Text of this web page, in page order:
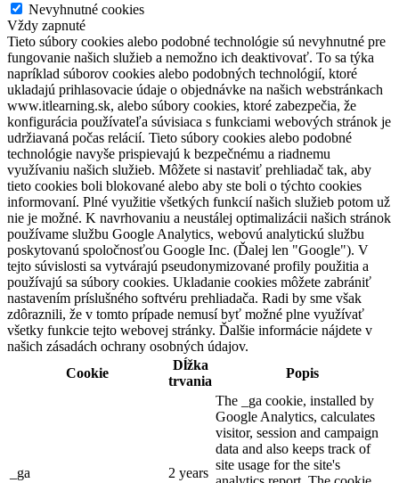
Nevyhnutné cookies
Vždy zapnuté
Tieto súbory cookies alebo podobné technológie sú nevyhnutné pre
fungovanie našich služieb a nemožno ich deaktivovať. To sa týka
napríklad súborov cookies alebo podobných technológií, ktoré
ukladajú prihlasovacie údaje o objednávke na našich webstránkach
www.itlearning.sk, alebo súbory cookies, ktoré zabezpečia, že
konfigurácia používateľa súvisiaca s funkciami webových stránok je
udržiavaná počas relácií. Tieto súbory cookies alebo podobné
technológie navyše prispievajú k bezpečnému a riadnemu
využívaniu našich služieb. Môžete si nastaviť prehliadač tak, aby
tieto cookies boli blokované alebo aby ste boli o týchto cookies
informovaní. Plné využitie všetkých funkcií našich služieb potom už
nie je možné. K navrhovaniu a neustálej optimalizácii našich stránok
používame službu Google Analytics, webovú analytickú službu
poskytovanú spoločnosťou Google Inc. (Ďalej len "Google"). V
tejto súvislosti sa vytvárajú pseudonymizované profily použitia a
používajú sa súbory cookies. Ukladanie cookies môžete zabrániť
nastavením príslušného softvéru prehliadača. Radi by sme však
zdôraznili, že v tomto prípade nemusí byť možné plne využívať
všetky funkcie tejto webovej stránky. Ďalšie informácie nájdete v
našich zásadách ochrany osobných údajov.
Cookie
Dĺžka
trvania
Popis
_ga 2 years
The _ga cookie, installed by
Google Analytics, calculates
visitor, session and campaign
data and also keeps track of
site usage for the site's